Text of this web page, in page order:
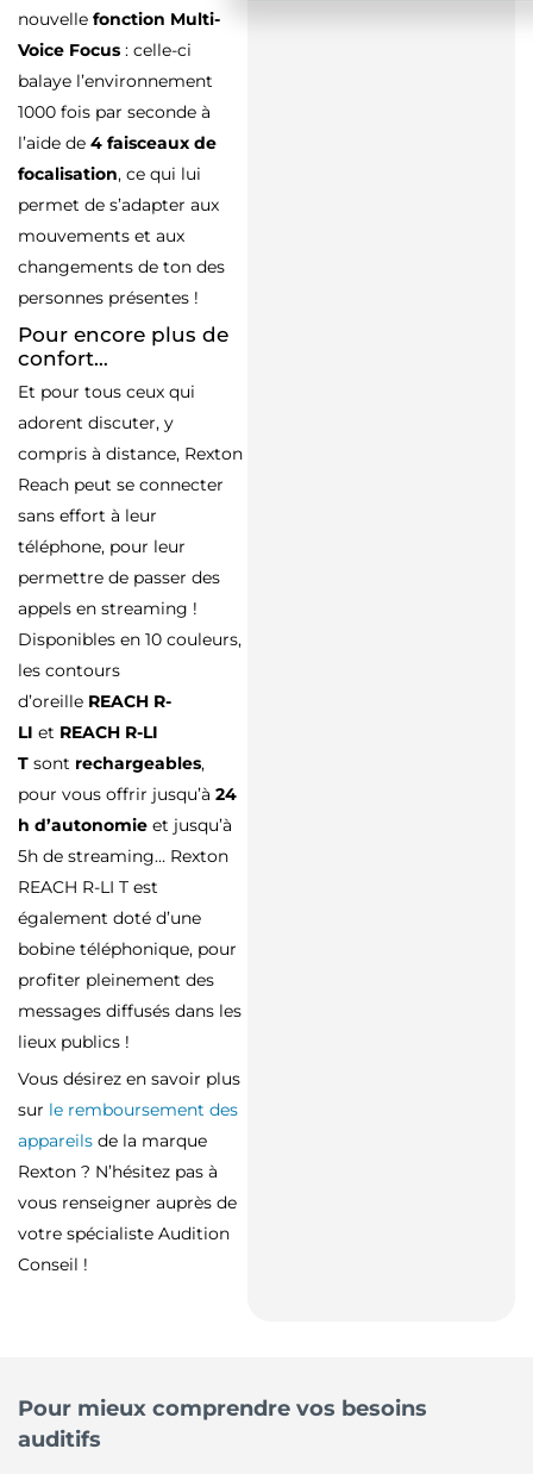
nouvelle fonction Multi-
Voice Focus : celle-ci
balaye l’environnement
1000 fois par seconde à
l’aide de 4 faisceaux de
focalisation, ce qui lui
permet de s’adapter aux
mouvements et aux
changements de ton des
personnes présentes !
Pour encore plus de
confort…
Et pour tous ceux qui
adorent discuter, y
compris à distance, Rexton
Reach peut se connecter
sans effort à leur
téléphone, pour leur
permettre de passer des
appels en streaming !
Disponibles en 10 couleurs,
les contours
d’oreille REACH R-
LI et REACH R-LI
T sont rechargeables,
pour vous offrir jusqu’à 24
h d’autonomie et jusqu’à
5h de streaming… Rexton
REACH R-LI T est
également doté d’une
bobine téléphonique, pour
profiter pleinement des
messages diffusés dans les
lieux publics !
Vous désirez en savoir plus
sur le remboursement des
appareils de la marque
Rexton ? N’hésitez pas à
vous renseigner auprès de
votre spécialiste Audition
Conseil !
Pour mieux comprendre vos besoins
auditifs